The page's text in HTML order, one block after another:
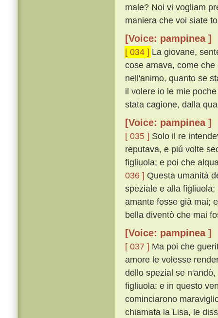
male? Noi vi vogliam
maniera che voi siate
[Voice: pampinea ]
[ 034 ] La giovane,
cose amava, come
nell'animo, quanto se
il volere io le mie
stata cagione, dalla
[Voice: pampinea ]
[ 035 ] Solo il re
reputava, e piú volte
figliuola; e poi che
036 ] Questa umanità
speziale e alla
amante fosse già mai;
bella diventò che mai
[Voice: pampinea ]
[ 037 ] Ma poi che
amore le volesse
dello spezial se
figliuola: e in questo
cominciarono
chiamata la Lisa, le